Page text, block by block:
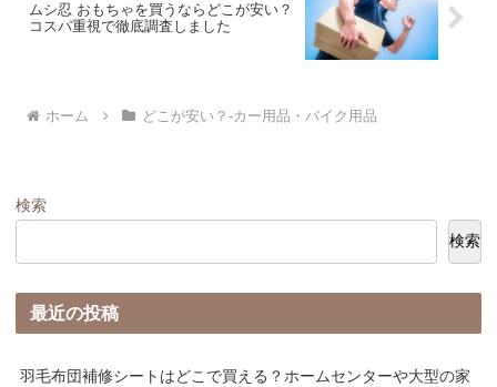
ムシ忍 おもちゃを買うならどこが安い？
コスパ重視で徹底調査しました
ホーム どこが安い？-カー用品・バイク用品
検索
検索
最近の投稿
羽毛布団補修シートはどこで買える？ホームセンターや大型の家